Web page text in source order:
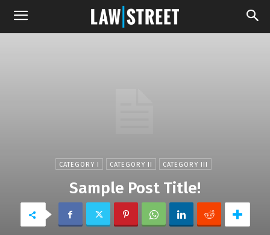
CATEGORY I CATEGORY II CATEGORY III
Sample Post Title!